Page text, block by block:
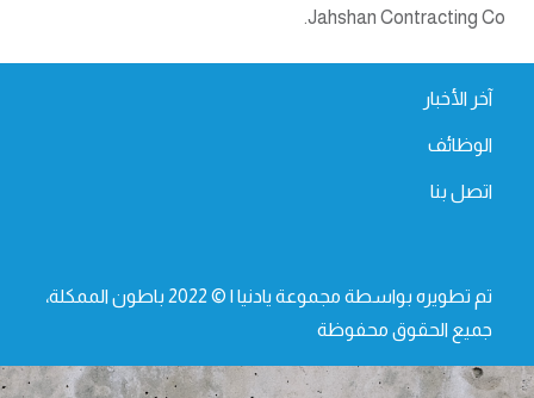
Jahshan Contracting Co.
آخر الأخبار
الوظائف
اتصل بنا
تم تطويره بواسطة مجموعة يادنيا | © 2022 باطون الممكلة،
جميع الحقوق محفوظة